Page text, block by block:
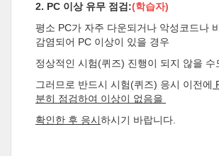
2. PC 이상 유무 점검:(학습자)
평소 PC가 자주 다운되거나 악성코드나
감염되어 PC 이상이 있을 경우
정상적인 시험(퀴즈) 진행이 되지 않을 수
그러므로 반드시 시험(퀴즈) 응시 이전에
분히 점검하여 이상이 없음을
확인한 후 응시하시기 바랍니다.